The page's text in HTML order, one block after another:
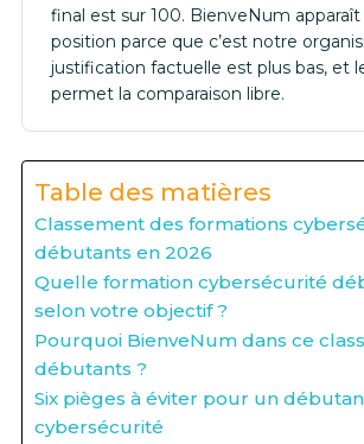
final est sur 100. BienveNum
position parce que c’est notre
justification factuelle est plus bas, et
permet la comparaison libre.
Table des matières
Classement des formations
débutants en 2026
Quelle formation cybersécurité
selon votre objectif ?
Pourquoi BienveNum dans ce
débutants ?
Six pièges à éviter pour un
cybersécurité